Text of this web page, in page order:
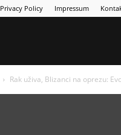
Privacy Policy Impressum
Rak uživa, Blizanci na oprezu: